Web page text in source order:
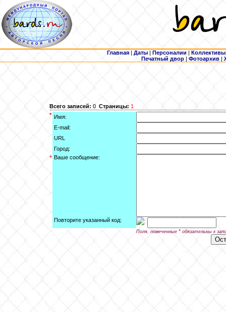
Главная | Даты | Персоналии | Коллективы
Печатный двор |Фотоархив |
Всего записей: 0 Страницы: 1
* Имя:
E-mail:
URL
Город:
* Ваше сообщение:
Повторите указанный код:
Поля, помеченные * обязательны к